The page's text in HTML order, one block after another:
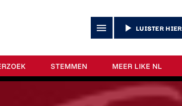
STEMMEN MEER LIKE NL
menu play_arrow LUISTER HIER